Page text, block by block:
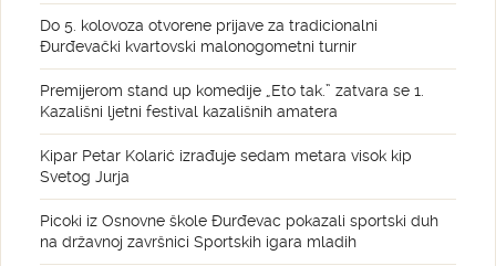
Do 5. kolovoza otvorene prijave za tradicionalni
Đurđevački kvartovski malonogometni turnir
Premijerom stand up komedije „Eto tak.” zatvara se 1.
Kazališni ljetni festival kazališnih amatera
Kipar Petar Kolarić izrađuje sedam metara visok kip
Svetog Jurja
Picoki iz Osnovne škole Đurđevac pokazali sportski duh
na državnoj završnici Sportskih igara mladih